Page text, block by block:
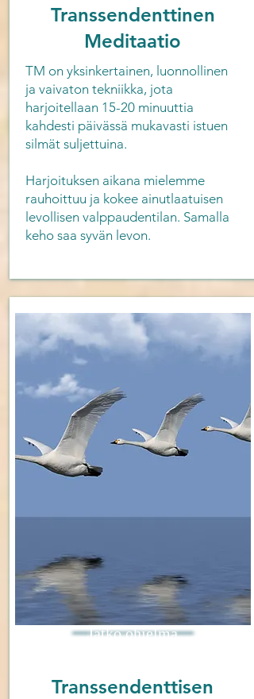
Transsendenttinen
Meditaatio
TM on yksinkertainen, luonnollinen
ja vaivaton tekniikka, jota
harjoitellaan 15-20 minuuttia
kahdesti päivässä mukavasti istuen
silmät suljettuina.
Harjoituksen aikana mielemme
rauhoittuu ja kokee ainutlaatuisen
levollisen valppaudentilan. Samalla
keho saa syvän levon.
Jatko ohjelma
Transsendenttisen